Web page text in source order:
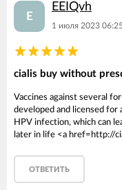
E
EEIQvh
1 июля 2023 06:25
cialis buy without
Vaccines against several
developed and licensed for
HPV infection, which can
later in life <a href=http://
ОТВЕТИТЬ